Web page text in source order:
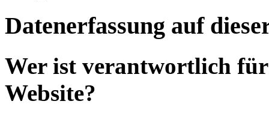
Datenerfassung auf
Wer ist verantwortlich für
Website?